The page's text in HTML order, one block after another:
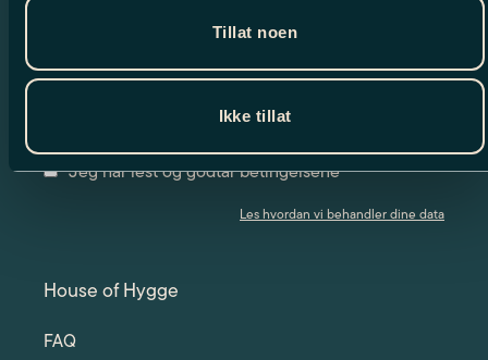
Tillat noen
Ikke tillat
Meld deg på vårt nyhetsbrev og motta
spennende nyheter og eksklusive tilbud.
Jeg har lest og godtar betingelsene
Les hvordan vi behandler dine data
House of Hygge
FAQ